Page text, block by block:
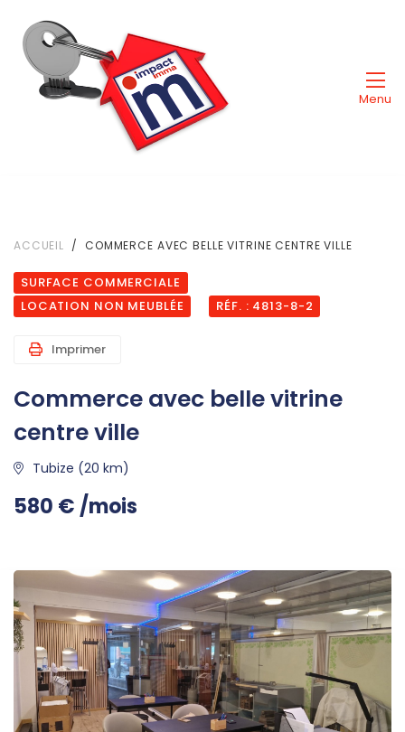
Menu
ACCUEIL COMMERCE AVEC BELLE VITRINE CENTRE VILLE
SURFACE COMMERCIALE
LOCATION NON MEUBLÉE
RÉF. : 4813-8-2
Imprimer
Commerce avec belle vitrine
centre ville
Tubize (20 km)
580 € /mois